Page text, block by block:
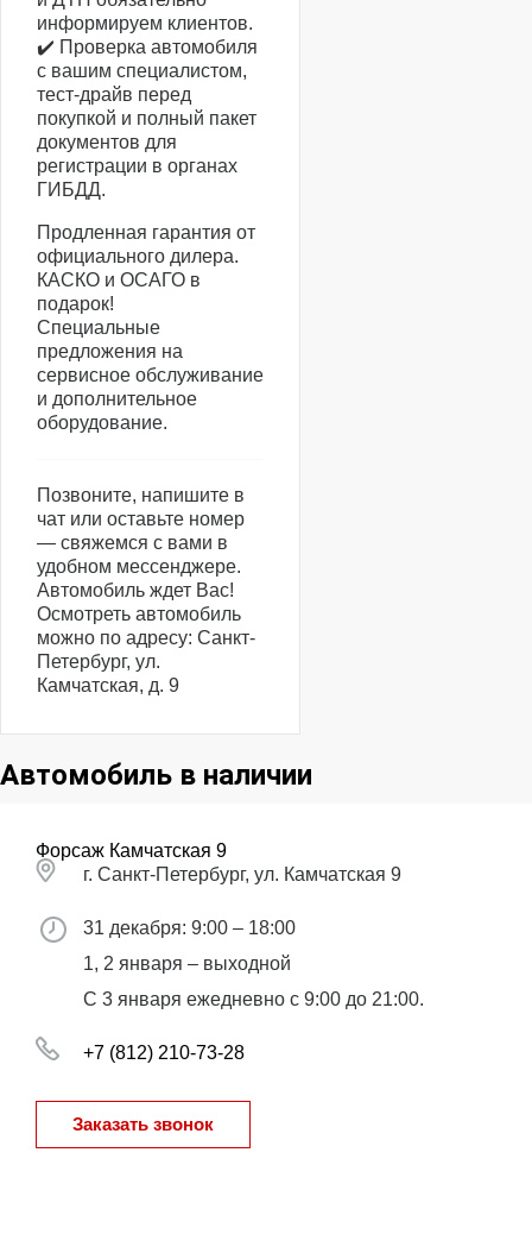
информируем клиентов.
✔️ Проверка автомобиля
с вашим специалистом,
тест-драйв перед
покупкой и полный пакет
документов для
регистрации в органах
ГИБДД.
Продленная гарантия от
официального дилера.
КАСКО и ОСАГО в
подарок!
Специальные
предложения на
сервисное обслуживание
и дополнительное
оборудование.
Позвоните, напишите в
чат или оставьте номер
— свяжемся с вами в
удобном мессенджере.
Автомобиль ждет Вас!
Осмотреть автомобиль
можно по адресу: Санкт-
Петербург, ул.
Камчатская, д. 9
Автомобиль в наличии
Форсаж Камчатская 9
г. Санкт-Петербург, ул. Камчатская 9
31 декабря: 9:00 – 18:00
1, 2 января – выходной
С 3 января ежедневно с 9:00 до 21:00.
+7 (812) 210-73-28
Заказать звонок